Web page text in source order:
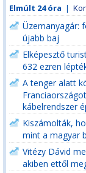
Elmúlt 24 óra |
Üzemanyagár:
újabb baj
Elképesztő
632 ezren
A tenger alatt
kábelrendszer
Kiszámolták,
mint a magyar
Vitézy Dávid
akiben ettől